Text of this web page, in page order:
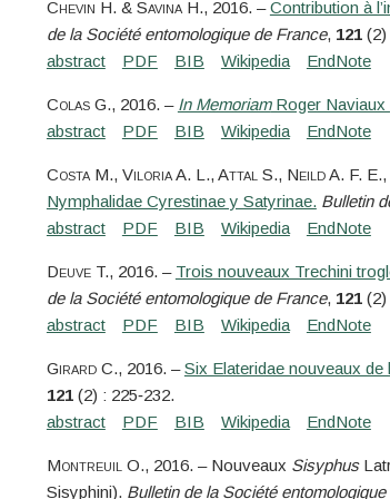
Chevin H. & SavinaH., 2016. –Contribution à
de la Société entomologique de France, 121(2)
ColasG., 2016. – In MemoriamRoger Naviaux
CostaM., ViloriaA. L., Attal S., NeildA. F. E.,
Nymphalidae Cyrestinae y Satyrinae. Bulletin
DeuveT., 2016. – Trois nouveaux Trechini
de la Société entomologique de France, 121(2)
GirardC., 2016. –Six Elateridae nouveaux de
121(2) : 225‑232.
Montreuil O., 2016. – Nouveaux Sisyphus
Sisyphini). Bulletin de la Société